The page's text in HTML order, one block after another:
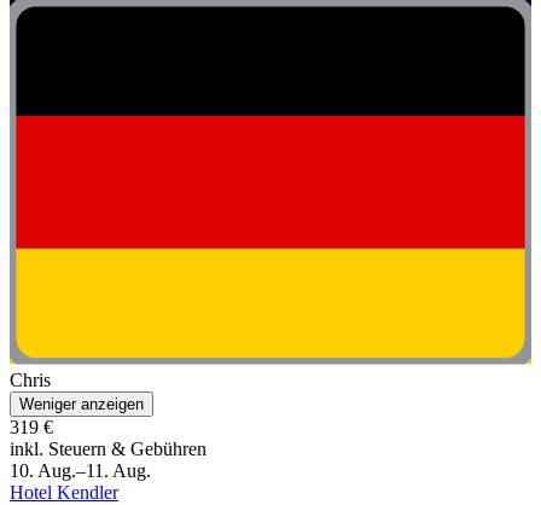
Chris
Weniger anzeigen
319 €
inkl. Steuern & Gebühren
10. Aug.–11. Aug.
Hotel Kendler